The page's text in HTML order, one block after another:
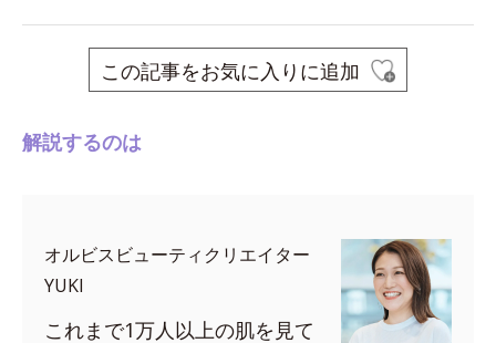
この記事をお気に入りに追加
解説するのは
オルビスビューティクリエイター
YUKI
これまで1万人以上の肌を見て